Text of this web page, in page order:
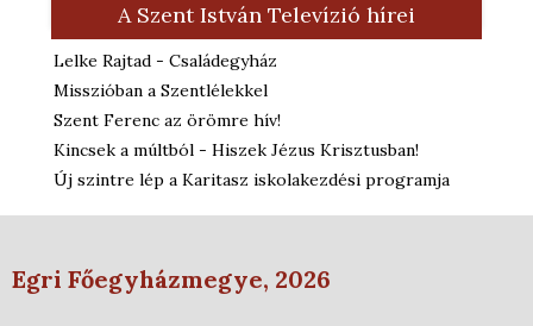
A Szent István Televízió hírei
Lelke Rajtad - Családegyház
Misszióban a Szentlélekkel
Szent Ferenc az örömre hív!
Kincsek a múltból - Hiszek Jézus Krisztusban!
Új szintre lép a Karitasz iskolakezdési programja
Egri Főegyházmegye, 2026